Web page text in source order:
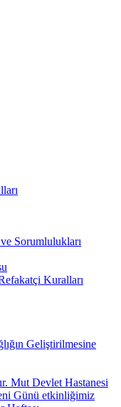
Sorumlulukları
Kuralları
Geliştirilmesine
Mut Devlet Hastanesi
Günü etkinliğimiz